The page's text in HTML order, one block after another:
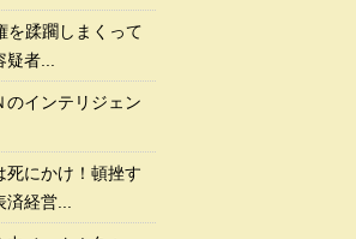
を蹂躙しまくって
者...
のインテリジェン
死にかけ！頓挫す
経営...